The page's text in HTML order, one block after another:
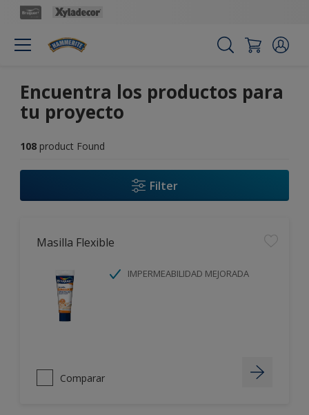
Encuentra los productos para
tu proyecto
108 product Found
Filter
Masilla Flexible
IMPERMEABILIDAD MEJORADA
Comparar